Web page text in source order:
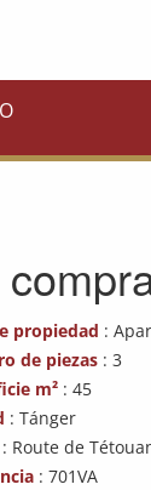
propiedad :
de piezas : 3
m² : 45
: Tánger
: Route de
: 701VA